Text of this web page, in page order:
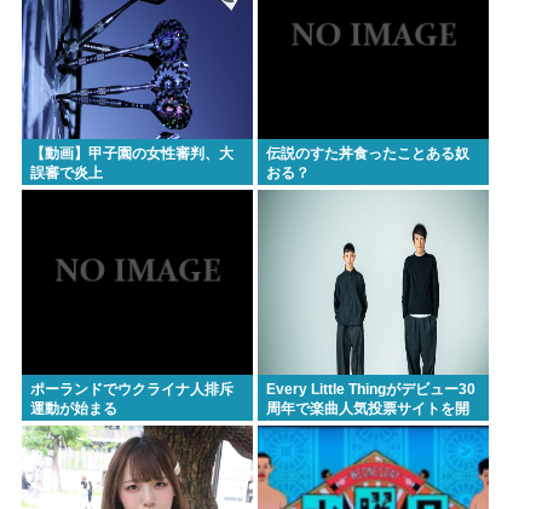
チック症のゆうぽん、久々に見たらめっちゃ悪化し
てた…
Powered by livedoor 相互RSS
【動画】甲子園の女性審判、大
誤審で炎上
伝説のすた丼食ったことある奴
おる？
ポーランドでウクライナ人排斥
運動が始まる
Every Little Thingがデビュー30
周年で楽曲人気投票サイトを開
設 俺はもちろんFace the
Changeに入れてきたぞ